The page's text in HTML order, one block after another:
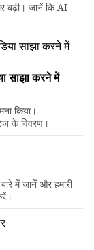
बढ़ी। जानें कि AI
साझा करने में
किया।
के विवरण।
में जानें और हमारी